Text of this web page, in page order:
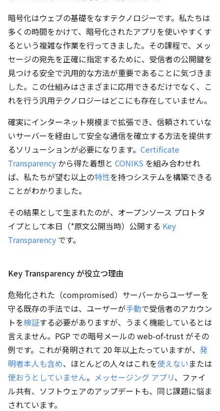
暗号化はウェブの基礎をなすテクノロジーです。私たちは
多くの時間をかけて、暗号化されたアプリを使いやすくす
るという複雑な作業を行ってきました。その課程で、メッ
セージの宛先を正確に指定するために、受信者の公開鍵を
見つける安全で汎用的な方法が重要であることに気づきま
した。この仕組みはさまざまに応用できるだけでなく、こ
れを行う汎用テクノロジーはどこにも存在していません。
確実にインターネット規模まで拡張でき、信頼されていな
いサーバーを経由して安全な通信を確立する方法を提供す
るソリューションが必要になります。 Certificate
Transparency から得た着想と CONIKS を組み合わせれ
ば、私たちが望む以上の特性を持つシステムを構築できる
ことがわかりました。
その結果として生まれたのが、オープンソース プロトタ
イプとして本日（*原文公開当時）公開する Key
Transparency です。
Key Transparency が役立つ理由
危殆化された（compromised）サーバーからユーザーを
守る既存の手法では、ユーザーが手動で受信者のアカウン
トを検証する必要がありますが、うまく機能しているとは
言えません。PGP での暗号メールの web-of-trust がその
例です。これが発明されて 20 年以上たっていますが、 発
明者本人も含め、ほとんどの人々はこれを使えないまたは
使おうとしていません。 メッセージング アプリ、ファイ
ル共有、ソフトウェアのアップデートも、同じ課題に悩ま
されています。